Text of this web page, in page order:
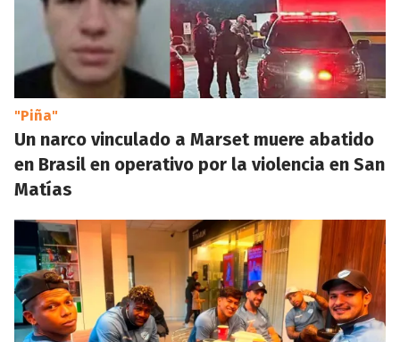
"Piña"
Un narco vinculado a Marset muere abatido
en Brasil en operativo por la violencia en San
Matías